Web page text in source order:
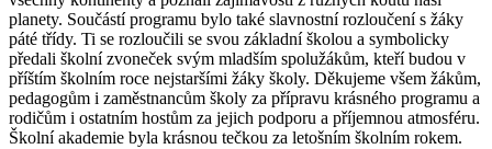
planety. Součástí programu bylo také slavnostní rozloučení s žáky
páté třídy. Ti se rozloučili se svou základní školou a symbolicky
předali školní zvoneček svým mladším spolužákům, kteří budou v
příštím školním roce nejstaršími žáky školy. Děkujeme všem žákům,
pedagogům i zaměstnancům školy za přípravu krásného programu a
rodičům i ostatním hostům za jejich podporu a příjemnou atmosféru.
Školní akademie byla krásnou tečkou za letošním školním rokem.